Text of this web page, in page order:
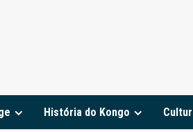
História do Kongo